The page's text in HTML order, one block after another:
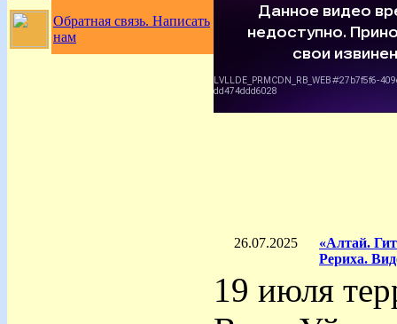
Обратная связь. Написать
нам
26.07.2025
«Алтай.
Рериха.
19 июля